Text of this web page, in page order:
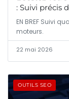
: Suivi précis
EN BREF Suivi
moteurs.
22 mai 2026
OUTILS SEO